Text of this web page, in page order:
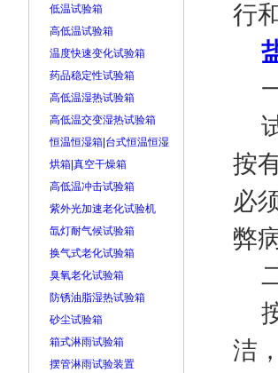
低温试验箱
高低温试验箱
温度快速变化试验箱
药品稳定性试验箱
高低温湿热试验箱
高低温交变湿热试验箱
恒温恒湿箱|台式恒温恒湿
烘箱|真空干燥箱
高低温冲击试验箱
紫外光加速老化试验机
氙灯耐气候试验箱
换气式老化试验箱
臭氧老化试验箱
防锈油脂湿热试验箱
砂尘试验箱
箱式淋雨试验箱
摆管淋雨试验装置
行
试
按
必
弊
按
洁